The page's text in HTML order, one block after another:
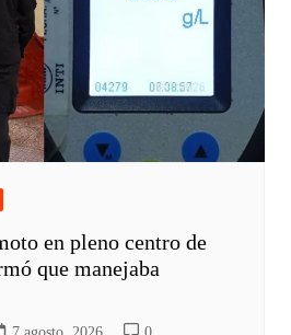
en pleno centro de
que manejaba